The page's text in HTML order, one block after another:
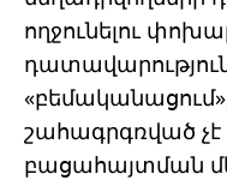
ողջունելու
շահագրգռված
բացահայտման